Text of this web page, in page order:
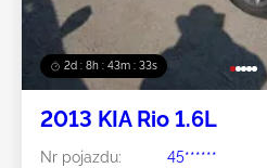
2d : 8h : 43m : 30s
2013 KIA Rio 1.6L
Nr pojazdu:
45******